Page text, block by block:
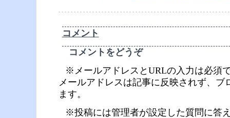
コメント
コメントをどうぞ
※メールアドレスとURLの入力は必須
メールアドレスは記事に反映されず、
ます。
※投稿には管理者が設定した質問に答